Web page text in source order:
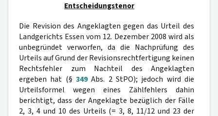
Entscheidungstenor
Die Revision des Angeklagten gegen das Urteil des
Landgerichts Essen vom 12. Dezember 2008 wird als
unbegründet verworfen, da die Nachprüfung des
Urteils auf Grund der Revisionsrechtfertigung keinen
Rechtsfehler zum Nachteil des Angeklagten
ergeben hat (§ 349Abs. 2 StPO); jedoch wird die
Urteilsformel wegen eines Zählfehlers dahin
berichtigt, dass der Angeklagte bezüglich der Fälle
2, 3, 4 und 10 des Urteils (= 3, 8, 11/12 und 23 der